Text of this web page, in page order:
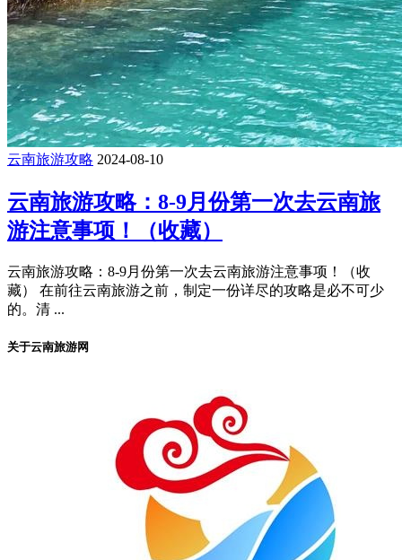
云南旅游攻略 2024-08-10
云南旅游攻略：8-9月份第一次去云南旅
游注意事项！（收藏）
云南旅游攻略：8-9月份第一次去云南旅游注意事项！（收
藏） 在前往云南旅游之前，制定一份详尽的攻略是必不可少
的。清 ...
关于云南旅游网